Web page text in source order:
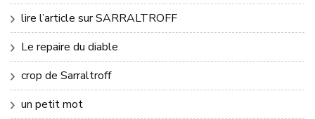
lire l’article sur SARRALTROFF
Le repaire du diable
crop de Sarraltroff
un petit mot